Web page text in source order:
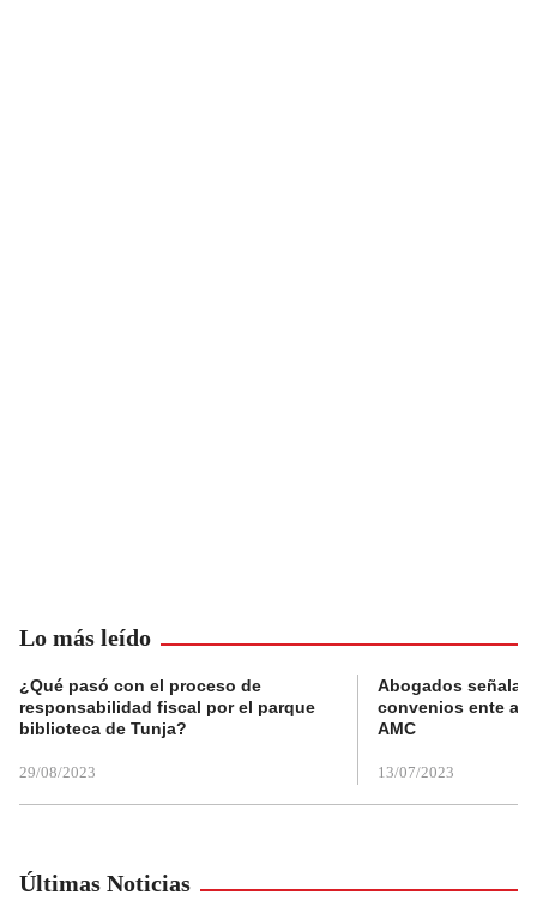
Lo más leído
¿Qué pasó con el proceso de
responsabilidad fiscal por el parque
biblioteca de Tunja?
29/08/2023
Abogados
convenios ente
AMC
13/07/2023
Últimas Noticias